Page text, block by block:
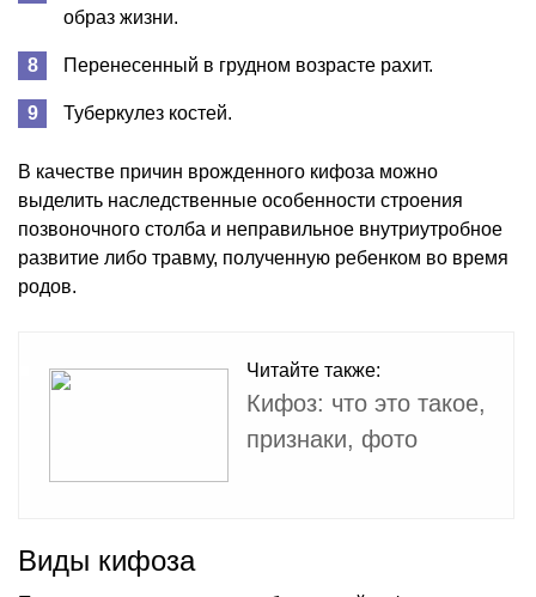
образ жизни.
Перенесенный в грудном возрасте рахит.
Туберкулез костей.
В качестве причин врожденного кифоза можно
выделить наследственные особенности строения
позвоночного столба и неправильное внутриутробное
развитие либо травму, полученную ребенком во время
родов.
Читайте также:
Кифоз: что это такое,
признаки, фото
Виды кифоза